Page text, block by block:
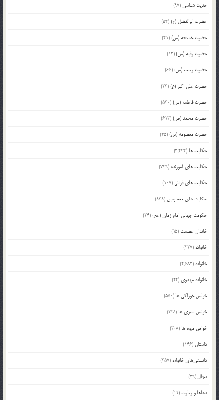
حدیث شناسی (97)
حضرت ابوالفضل (ع)(54)
حضرت خدیجه (س)(41)
حضرت رقیه (س)(13)
حضرت زینب (س)(66)
حضرت علی اکبر (ع)(23)
حضرت فاطمه (س)(530)
حضرت محمد (ص)(613)
حضرت معصومه (س)(45)
حکایت ها (2,244)
حکایت های آموزنده (749)
حکایت های قرآنی (107)
حکایت های معصومین (838)
حکومت جهانی امام زمان (عج)(24)
خاندان عصمت (15)
خانواده (227)
خانواده (2,682)
خانواده مهدوی (22)
خواص خوراکی ها (550)
خواص سبزی ها (228)
خواص میوه ها (308)
داستان(146)
دانستنی‌های خانواده (357)
دجال (29)
دعاها و زیارت (19)